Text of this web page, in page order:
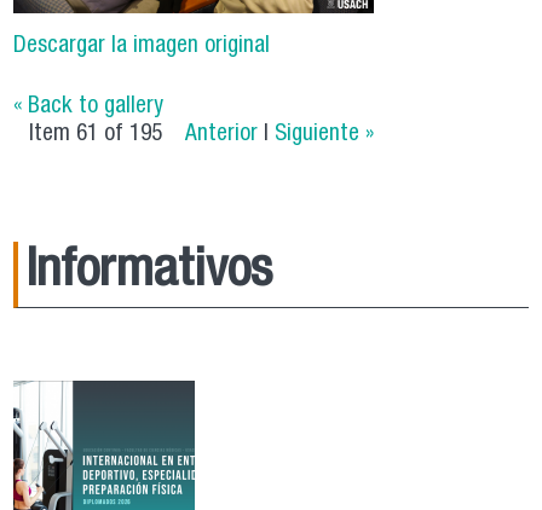
Descargar la imagen original
« Back to gallery
Item 61 of 195
Anterior Siguiente »
Informativos